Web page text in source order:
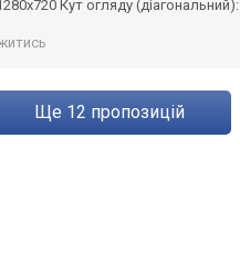
Кут огляду (діагональний):
ще 12 пропозицій